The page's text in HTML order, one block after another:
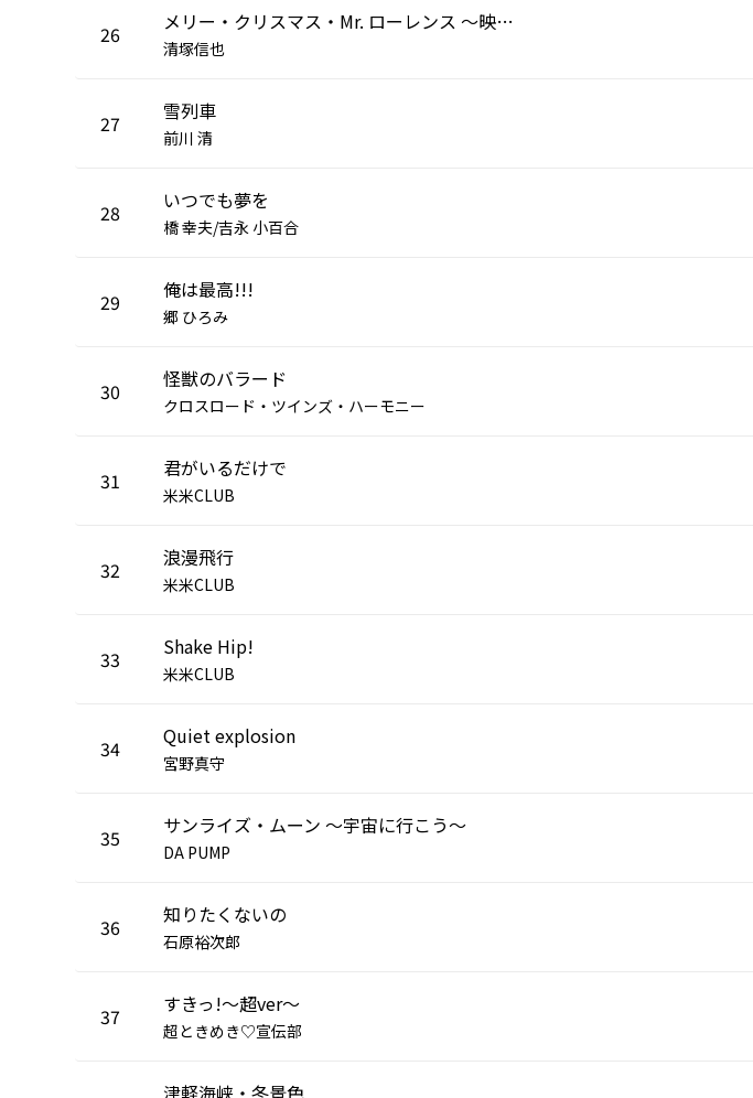
26 メリー・クリスマス・Mr. ローレンス 〜映画『戦場のメリー・クリスマス』
清塚信也
27 雪列車
前川 清
28 いつでも夢を
橋 幸夫/吉永 小百合
29 俺は最高!!!
郷 ひろみ
30 怪獣のバラード
クロスロード・ツインズ・ハーモニー
31 君がいるだけで
米米CLUB
32 浪漫飛行
米米CLUB
33 Shake Hip!
米米CLUB
34 Quiet explosion
宮野真守
35 サンライズ・ムーン ～宇宙に行こう～
DA PUMP
36 知りたくないの
石原裕次郎
37 すきっ!～超ver～
超ときめき♡宣伝部
津軽海峡・冬景色